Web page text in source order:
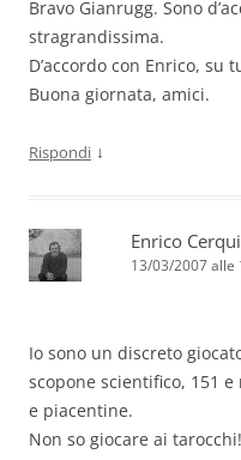
Bravo Gianrugg. Sono
stragrandissima.
D’accordo con Enrico, su
Buona giornata, amici.
Rispondi ↓
Enrico
13/03/2007 alle
Io sono un discreto
scopone scientifico, 151
e piacentine.
Non so giocare ai tarocchi!